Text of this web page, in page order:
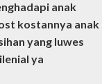
anak
kostannya anak
yang luwes
ya